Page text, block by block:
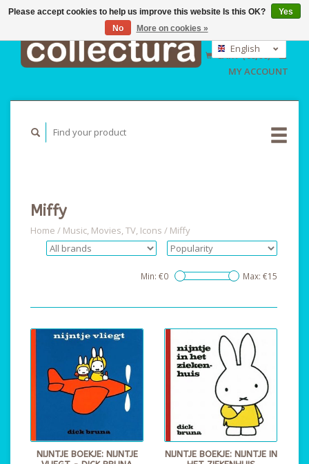
GBP
USD
English
Nederlands
Deutsch
CART (€0,00)
MY ACCOUNT
Miffy
Home / Music, Movies, TV, Icons / Miffy
Min: €0 Max: €15
NIJNTJE BOEKJE: NIJNTJE
NIJNTJE BOEKJE: NIJNTJE IN
Please accept cookies to help us improve this website Is this OK?
Yes
No
More on cookies »